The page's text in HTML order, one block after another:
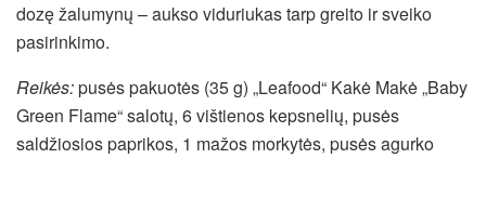
dozę žalumynų – aukso viduriukas tarp greito ir sveiko
pasirinkimo.
Reikės:pusės pakuotės (35 g) „Leafood“ Kakė Makė „Baby
Green Flame“ salotų, 6 vištienos kepsnelių, pusės
saldžiosios paprikos, 1 mažos morkytės, pusės agurko